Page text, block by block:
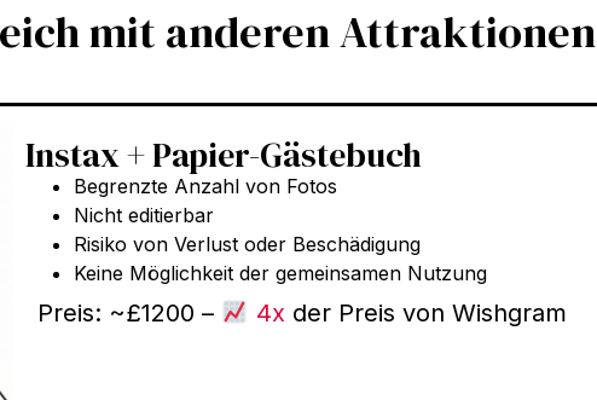
mit anderen Attraktionen
Instax + Papier-Gästebuch
Begrenzte Anzahl von Fotos
Nicht editierbar
Risiko von Verlust oder Beschädigung
Keine Möglichkeit der gemeinsamen Nutzung
Preis: ~£1200 – 4x der Preis von Wishgram